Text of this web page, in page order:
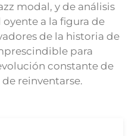
modal, y de análisis
a la figura de
de la historia de
para
constante de
reinventarse.